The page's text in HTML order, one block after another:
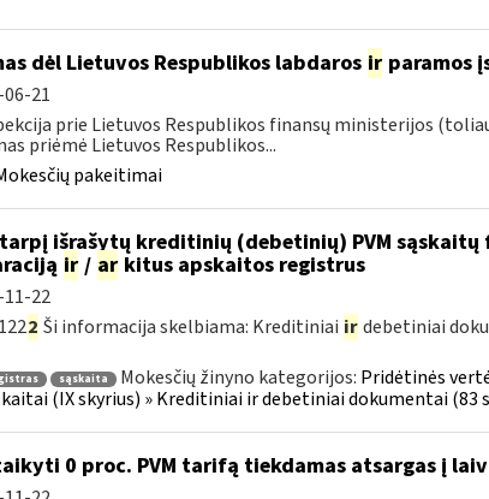
dėl Lietuvos Respublikos labdaros irparamos
21
prie Lietuvos Respublikos finansų ministerijos
priėmė Lietuvos Respublikos...
pakeitimai
išrašytų kreditinių (debetinių) PVM
ir/ arkitus apskaitos registrus
22
2 Ši informacija skelbiama: Kreditiniai ir debetiniai
sąskaita Mokesčių žinyno kategorijos: Pridėtinės
(IX skyrius) » Kreditiniai ir debetiniai dokumentai (83
0 proc. PVM tarifą tiekdamas atsargas į